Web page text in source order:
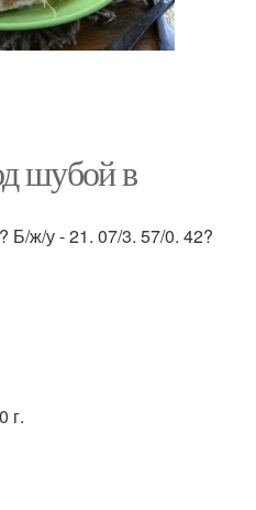
шубой в
Б/ж/у - 21. 07/3. 57/0. 42?
г.